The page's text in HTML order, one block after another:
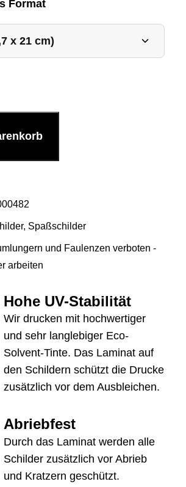
Format
, Spaßschilder
und Faulenzen verboten -
arbeiten
Hohe UV-Stabilität
Wir drucken mit hochwertiger
und sehr langlebiger Eco-
Solvent-Tinte. Das Laminat auf
den Schildern schützt die Drucke
zusätzlich vor dem Ausbleichen.
Abriebfest
Durch das Laminat werden alle
Schilder zusätzlich vor Abrieb
und Kratzern geschützt.